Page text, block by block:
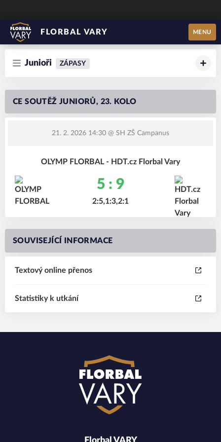
FLORBAL VARY MENU
Junioři ZÁPASY
CE SOUTĚŽ JUNIORŮ, 23. KOLO
21. 2. 2026 14:30 @ SH ZŠ Campanus
OLYMP FLORBAL - HDT.cz Florbal Vary
5 : 9
2:5,1:3,2:1
SOUVISEJÍCÍ INFORMACE
Textový online přenos
Statistiky k utkání